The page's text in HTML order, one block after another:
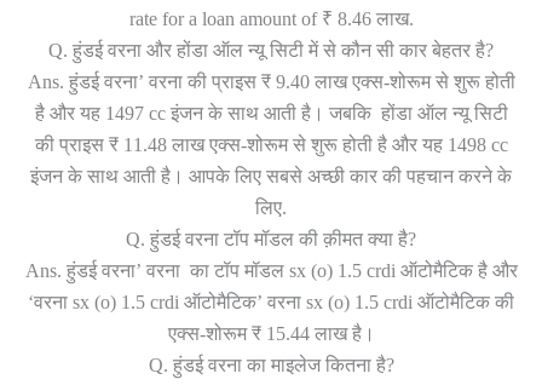
rate for a loan amount of ₹ 8.46 लाख.
Q. हुंडई वरना और होंडा ऑल न्यू सिटी में से कौन सी कार बेहतर है?
Ans. हुंडई वरना’ वरना की प्राइस ₹ 9.40 लाख एक्स-शोरूम से शुरू होती
है और यह 1497 cc इंजन के साथ आती है। जबकि होंडा ऑल न्यू सिटी
की प्राइस ₹ 11.48 लाख एक्स-शोरूम से शुरू होती है और यह 1498 cc
इंजन के साथ आती है। आपके लिए सबसे अच्छी कार की पहचान करने के
लिए.
Q. हुंडई वरना टॉप मॉडल की क़ीमत क्या है?
Ans. हुंडई वरना’ वरना का टॉप मॉडल sx (o) 1.5 crdi ऑटोमैटिक है और
‘वरना sx (o) 1.5 crdi ऑटोमैटिक’ वरना sx (o) 1.5 crdi ऑटोमैटिक की
एक्स-शोरूम ₹ 15.44 लाख है।
Q. हुंडई वरना का माइलेज कितना है?